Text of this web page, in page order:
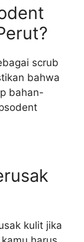
scrub
bahwa
bahan-
kulit jika